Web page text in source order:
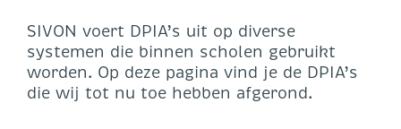
SIVON voert DPIA’s uit op diverse
systemen die binnen scholen gebruikt
worden. Op deze pagina vind je de DPIA’s
die wij tot nu toe hebben afgerond.